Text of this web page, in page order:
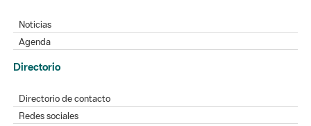
Noticias
Agenda
Directorio
Directorio de contacto
Redes sociales